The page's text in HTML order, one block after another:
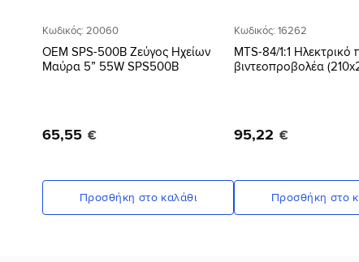
Κωδικός: 20060
OEM SPS-500Β Ζεύγος Ηχείων
Μαύρα 5” 55W SPS500B
65,55 €
Προσθήκη στο καλάθι
Κωδικός: 16262
MTS-84/1:1 Ηλεκτρικό
βιντεοπροβολέα
95,22 €
Προσθήκη στο